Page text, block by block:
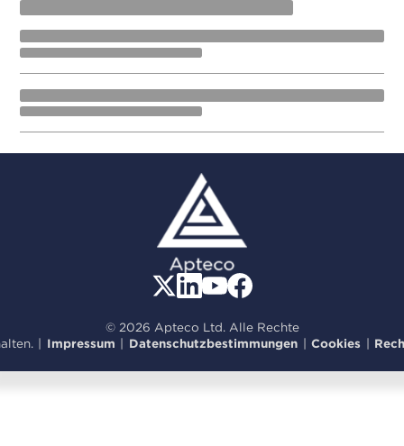
© 2026 Apteco Ltd. Alle Rechte
| Impressum | Datenschutzbestimmungen | Cookies |